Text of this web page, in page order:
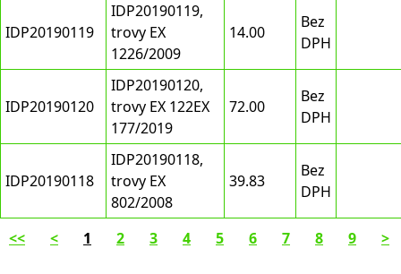
IDP20190119
IDP20190119,
trovy EX
1226/2009
14.00
Bez
DPH
IDP20190120
IDP20190120,
trovy EX 122EX
177/2019
72.00
Bez
DPH
IDP20190118
IDP20190118,
trovy EX
802/2008
39.83
Bez
DPH
<< < 1 2 3 4 5 6 7 8 9 >